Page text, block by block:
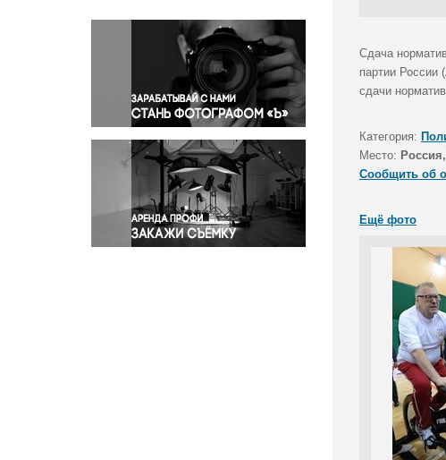
Окружающая среда
Политика
Правосудие
Происшествия и конфликты
Религия
Светская жизнь
Спорт
Экология
Экономика и бизнес
Сдача
партии России
сдачи
Категория:
Место:
Сообщить об
Ещё фото